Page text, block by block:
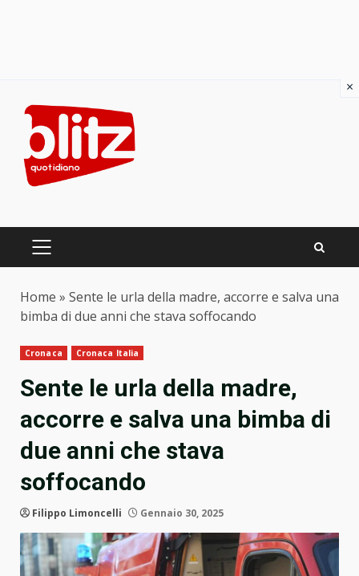
content
PRIMARY
Home » Sente le urla della madre, accorre e salva una
bimba di due anni che stava soffocando
Cronaca Cronaca Italia
Sente le urla della madre,
accorre e salva una bimba di
due anni che stava
soffocando
Filippo Limoncelli Gennaio 30, 2025
×